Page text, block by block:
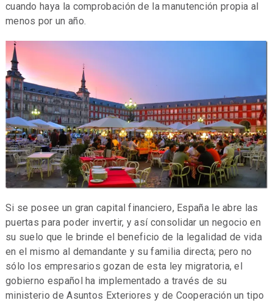
cuando haya la comprobación de la manutención propia al
menos por un año.
Si se posee un gran capital financiero, España le abre las
puertas para poder invertir, y así consolidar un negocio en
su suelo que le brinde el beneficio de la legalidad de vida
en el mismo al demandante y su familia directa; pero no
sólo los empresarios gozan de esta ley migratoria, el
gobierno español ha implementado a través de su
ministerio de Asuntos Exteriores y de Cooperación un tipo